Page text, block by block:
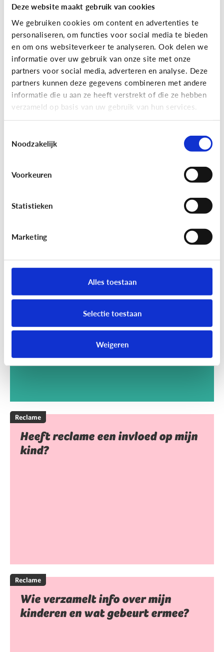
Deze website maakt gebruik van cookies
We gebruiken cookies om content en advertenties te
personaliseren, om functies voor social media te bieden
en om ons websiteverkeer te analyseren. Ook delen we
informatie over uw gebruik van onze site met onze
partners voor social media, adverteren en analyse. Deze
partners kunnen deze gegevens combineren met andere
informatie die u aan ze heeft verstrekt of die ze hebben
verzameld op basis van uw gebruik van hun services.
Noodzakelijk
Voorkeuren
Statistieken
Marketing
Alles toestaan
Selectie toestaan
Weigeren
Reclame
[Game] Game jezelf reclamewijs
reclamegames speelt?
Reclame
Heeft reclame een invloed op mijn
kind?
Reclame
Wie verzamelt info over mijn
kinderen en wat gebeurt ermee?